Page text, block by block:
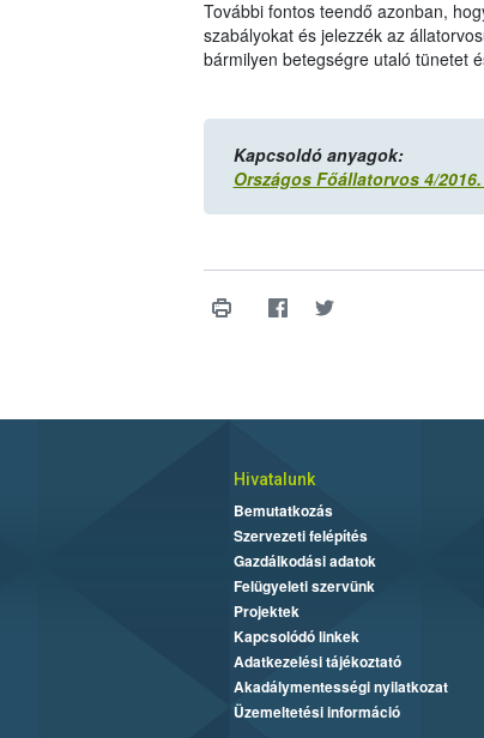
További fontos teendő azonban,
szabályokat és jelezzék az
bármilyen betegségre utaló tünetet
Kapcsoldó anyagok:
Országos Főállatorvos 4/
Hivatalunk
Bemutatkozás
Szervezeti felépítés
Gazdálkodási adatok
Felügyeleti szervünk
Projektek
Kapcsolódó linkek
Adatkezelési tájékoztató
Akadálymentességi nyilatkozat
Üzemeltetési információ